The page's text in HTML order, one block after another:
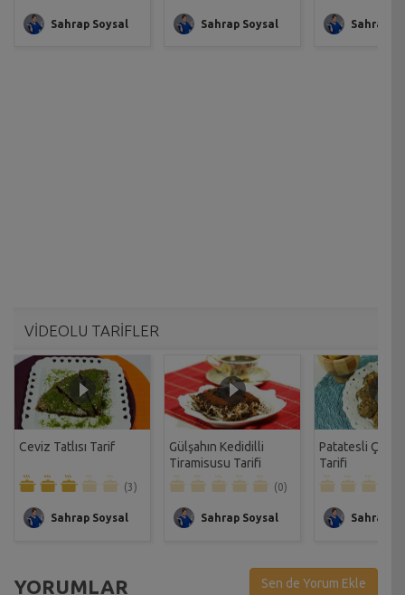
Sahrap Soysal Sahrap Soysal Sahrap
VİDEOLU TARİFLER
Ceviz Tatlısı Tarif
(3)
Sahrap Soysal
Gülşahın Kedidilli
Tiramisusu Tarifi
(0)
Sahrap Soysal
Patatesli Çıtır
Tarifi
Sahrap
YORUMLAR Sen de Yorum Ekle